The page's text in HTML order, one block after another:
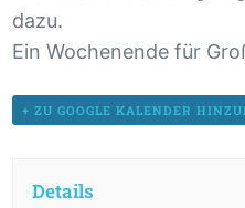
dazu.
Ein Wochenende für
+ ZU GOOGLE KALENDER
Details